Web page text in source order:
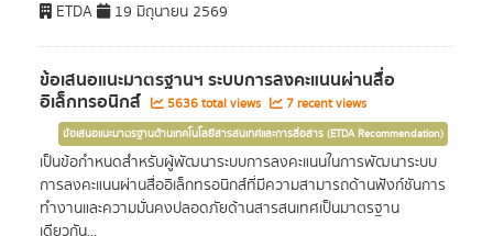
ETDA 19 มิถุนายน 2569
ข้อเสนอแนะมาตรฐานฯ ระบบการลงคะแนนผ่านสื่อ
อิเล็กทรอนิกส์ 5636 total views 7 recent views
ข้อเสนอแนะมาตรฐานด้านเทคโนโลยีสารสนเทศและการสื่อสาร (ETDA Recommendation)
เป็นข้อกำหนดสำหรับผู้พัฒนาระบบการลงคะแนนในการพัฒนาระบบ
การลงคะแนนผ่านสื่ออิเล็กทรอนิกส์ที่มีความสามารถด้านฟังก์ชันการ
ทำงานและความมั่นคงปลอดภัยด้านสารสนเทศเป็นมาตรฐาน
เดียวกัน...